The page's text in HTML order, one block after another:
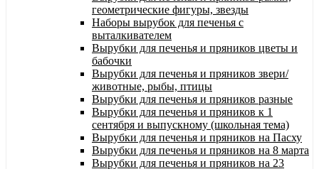
геометрические фигуры, звезды
Наборы вырубок для печенья с
выталкивателем
Вырубки для печенья и пряников цветы и
бабочки
Вырубки для печенья и пряников звери/
животные, рыбы, птицы
Вырубки для печенья и пряников разные
Вырубки для печенья и пряников к 1
сентября и выпускному (школьная тема)
Вырубки для печенья и пряников на Пасху
Вырубки для печенья и пряников на 8 марта
Вырубки для печенья и пряников на 23